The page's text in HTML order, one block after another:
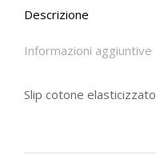
Descrizione
Informazioni aggiuntive
Slip cotone elasticizzato